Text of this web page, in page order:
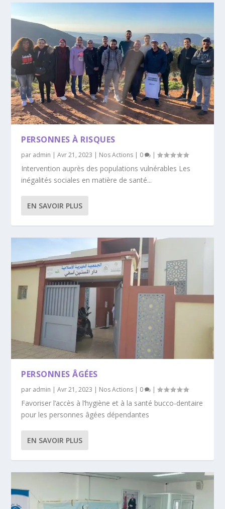
PERSONNES À RISQUES
par admin |Avr 21, 2023 | Nos Actions | 0 |
Intervention auprès des populations vulnérables Les
inégalités sociales en matière de santé...
EN SAVOIR PLUS
PERSONNES ÂGÉES
par admin |Avr 21, 2023 | Nos Actions | 0 |
Favoriser l’accès à l’hygiène et à la santé bucco-dentaire
pour les personnes âgées dépendantes
EN SAVOIR PLUS